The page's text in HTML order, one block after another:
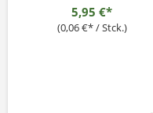
5,95 €*
(0,06 €* / Stck.)